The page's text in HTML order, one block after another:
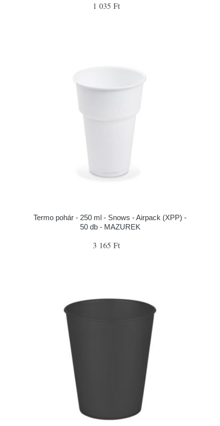
1 035 Ft
Termo pohár - 250 ml - Snows - Airpack (XPP) -
50 db - MAZUREK
3 165 Ft